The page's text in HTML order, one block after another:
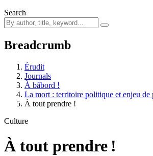
Search
Breadcrumb
Érudit
Journals
À bâbord !
La mort : territoire politique et enjeu de
À tout prendre !
Culture
À tout prendre !